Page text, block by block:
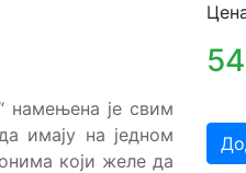
намењена је свим
имају на једном
који желе да